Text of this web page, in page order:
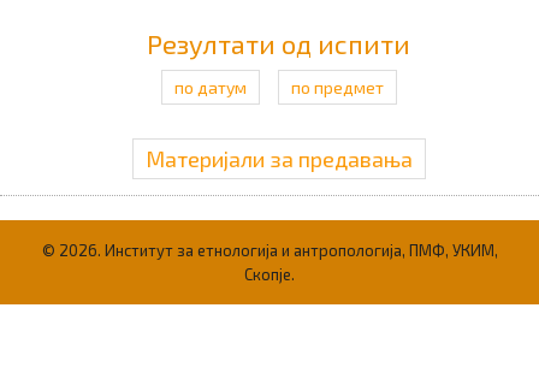
Резултати од испити
по датум по предмет
Материјали за предавања
© 2026. Институт за етнологија и антропологија, ПМФ, УКИМ,
Скопје.